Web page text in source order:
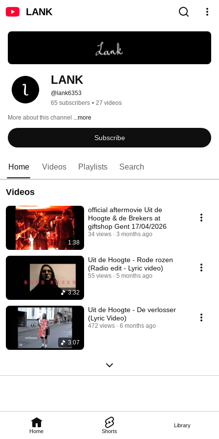
LANK
Home Shorts
Library
LANK
@lank6353
65 subscribers • 27 videos
More about this channel ...more
Subscribe
Home Videos Playlists Search
Videos
1:38
official aftermovie Uit de
Hoogte & de Brekers at
giftshop Gent 17/04/2026
34 views 3 months ago
3:32
Uit de Hoogte - Rode rozen
(Radio edit - Lyric video)
55 views 5 months ago
3:07
Uit de Hoogte - De verlosser
(Lyric Video)
472 views 6 months ago